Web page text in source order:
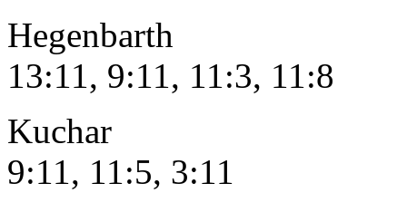
13:11, 9:11, 11:3, 11:8
Kuchar –
9:11, 11:5, 3:11